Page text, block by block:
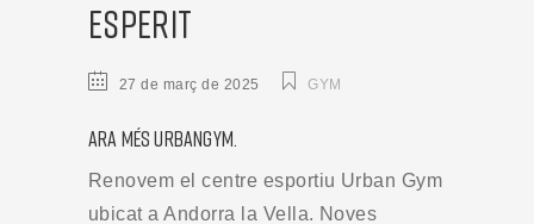
ESPERIT
27 de març de 2025 GYM
ARA MÉS URBANGYM.
Renovem el centre esportiu Urban Gym
ubicat a Andorra la Vella. Noves